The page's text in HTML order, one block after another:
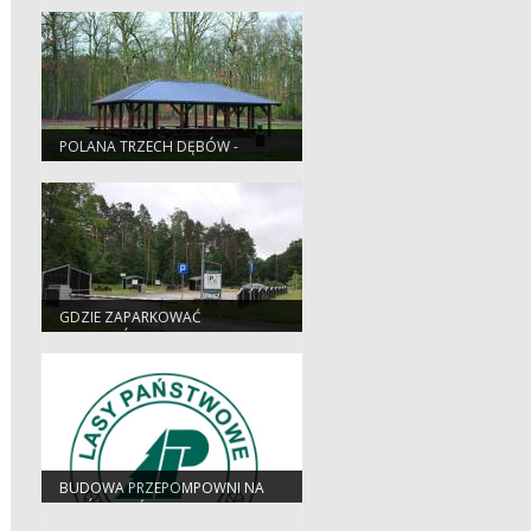
POLANA TRZECH DĘBÓW -
NOWY REGULAMIN
GDZIE ZAPARKOWAĆ
SAMOCHÓD, A GDZIE
ODPOCZĄĆ?
BUDOWA PRZEPOMPOWNI NA
SZKÓŁCE LEŚNEJ